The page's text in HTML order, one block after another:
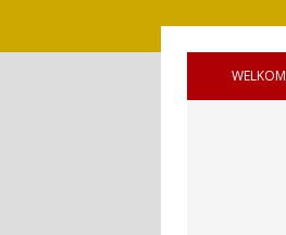
WELKOM